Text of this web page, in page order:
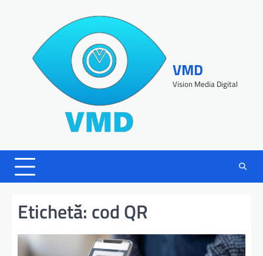
VMD
Vision Media Digital
Etichetă: cod QR